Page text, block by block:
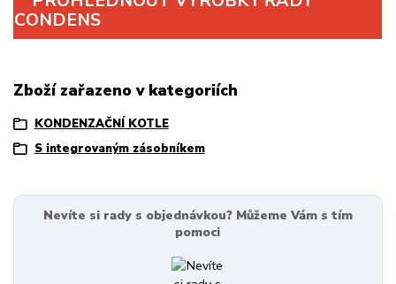
CONDENS
Zboží zařazeno v kategoriích
KONDENZAČNÍ KOTLE
S integrovaným zásobníkem
Nevíte si rady s objednávkou? Můžeme Vám s tím
pomoci